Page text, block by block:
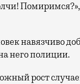
навязчиво
него полиции.
рост